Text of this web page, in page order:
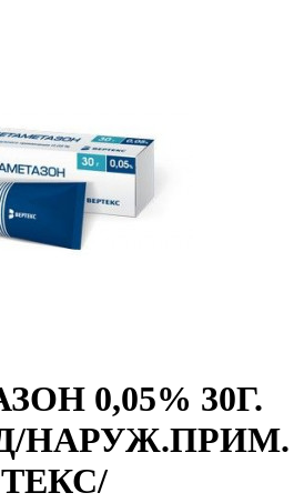
0,05% 30Г.
НАРУЖ.ПРИМ.